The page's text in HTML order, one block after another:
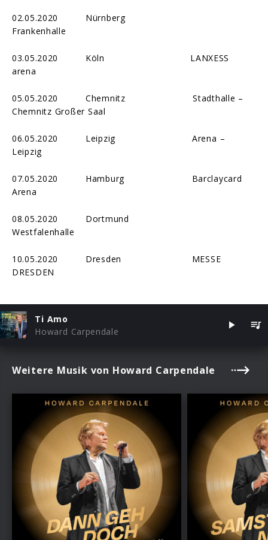
02.05.2020 Nürnberg
Frankenhalle
03.05.2020 Köln LANXESS
arena
05.05.2020 Chemnitz Stadthalle –
Chemnitz Großer Saal
06.05.2020 Leipzig Arena –
Leipzig
07.05.2020 Hamburg Barclaycard
Arena
08.05.2020 Dortmund
Westfalenhalle
10.05.2020 Dresden MESSE
DRESDEN
Ti Amo
Howard Carpendale
Weitere Musik von Howard Carpendale